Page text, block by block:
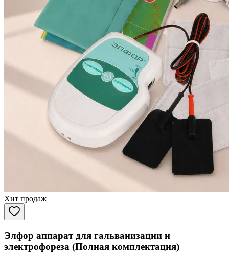
Хит продаж
Элфор аппарат для гальванизации и
электрофореза (Полная комплектация)